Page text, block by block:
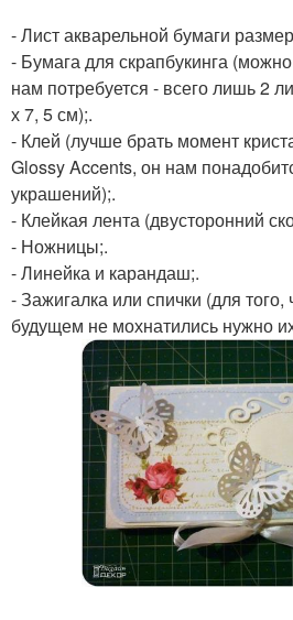
- Лист акварельной бумаги
- Бумага для скрапбукинга (можно
нам потребуется - всего лишь 2
х 7, 5 см);.
- Клей (лучше брать момент
Glossy Accents, он нам
украшений);.
- Клейкая лента (двусторонний
- Ножницы;.
- Линейка и карандаш;.
- Зажигалка или спички (для того,
будущем не мохнатились нужно